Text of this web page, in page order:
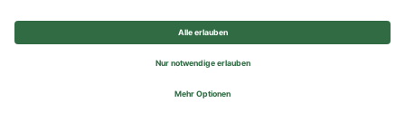
© 2026 REWE Group - All rights reserved